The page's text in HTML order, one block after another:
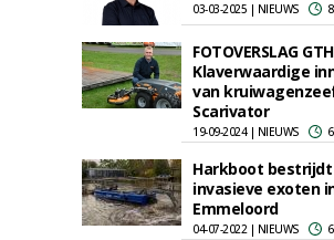
03-03-2025 | NIEUWS
FOTOVERSLAG
Klaverwaardige
van
Scarivator
19-09-2024 | NIEUWS
Harkboot bestrijdt
invasieve exoten
Emmeloord
04-07-2022 | NIEUWS